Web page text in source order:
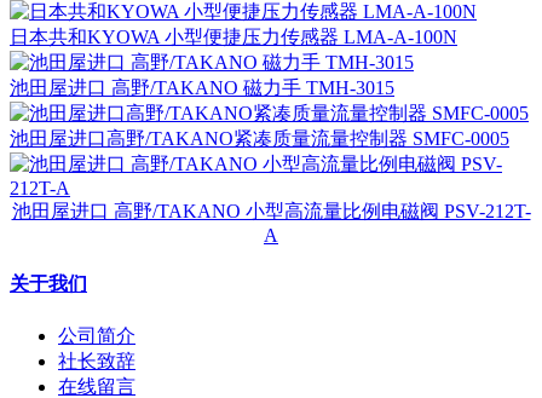
日本共和KYOWA 小型便捷压力传感器 LMA-A-100N
池田屋进口 高野/TAKANO 磁力手 TMH-3015
池田屋进口高野/TAKANO紧凑质量流量控制器 SMFC-0005
池田屋进口 高野/TAKANO 小型高流量比例电磁阀 PSV-212T-
A
关于我们
公司简介
社长致辞
在线留言